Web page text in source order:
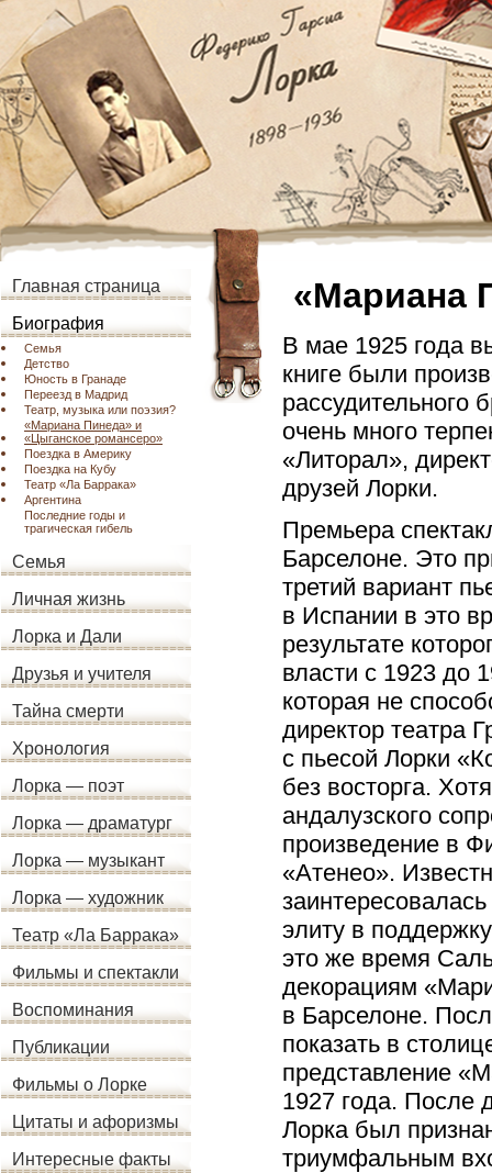
Главная страница
Биография
Семья
Детство
Юность в Гранаде
Переезд в Мадрид
Театр, музыка или поэзия?
«Мариана Пинеда» и
«Цыганское романсеро»
Поездка в Америку
Поездка на Кубу
Театр «Ла Баррака»
Аргентина
Последние годы и
трагическая гибель
Семья
Личная жизнь
Лорка и Дали
Друзья и учителя
Тайна смерти
Хронология
Лорка — поэт
Лорка — драматург
Лорка — музыкант
Лорка — художник
Театр «Ла Баррака»
Фильмы и спектакли
Воспоминания
Публикации
Фильмы о Лорке
Цитаты и афоризмы
Интересные факты
«Мариана
В мае 1925 года
книге были
рассудительного
очень много
«Литорал»,
друзей Лорки.
Премьера
Барселоне. Это
третий вариант
в Испании в это
результате
власти с 1923 до
которая не
директор театра
с пьесой Лорки
без восторга.
андалузского
произведение в
«Атенео».
элиту в
это же время
декорациям
в Барселоне.
показать в
представление
1927 года. После
Лорка был
триумфальным